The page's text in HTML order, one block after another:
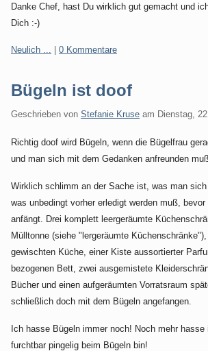
Danke Chef, hast Du wirklich gut gemacht und
Dich :-)
Kategorien:
Neulich ... 0 Kommentare
Bügeln ist doof
Geschrieben von Stefanie Kruse am Dienstag,
Richtig doof wird Bügeln, wenn die Bügelfrau
und man sich mit dem Gedanken anfreunden
Wirklich schlimm an der Sache ist, was man
was unbedingt vorher erledigt werden muß,
anfängt. Drei komplett leergeräumte
Mülltonne (siehe "lergeräumte
gewischten Küche, einer Kiste aussortierter
bezogenen Bett, zwei ausgemistete
Bücher und einen aufgeräumten Vorratsraum
schließlich doch mit dem Bügeln angefangen.
Ich hasse Bügeln immer noch! Noch mehr
furchtbar pingelig beim Bügeln bin!